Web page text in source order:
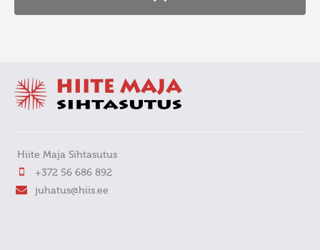
Hiite Maja Sihtasutus
+372 56 686 892
juhatus@hiis.ee